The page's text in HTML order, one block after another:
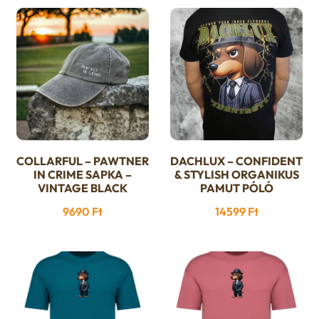
u
e
n
u
COLLARFUL – PAWTNER
IN CRIME SAPKA –
VINTAGE BLACK
9690 Ft
Ennek
a
van.
A
változatok
DACHLUX – CONFIDENT
& STYLISH ORGANIKUS
PAMUT PÓLÓ
14599 Ft